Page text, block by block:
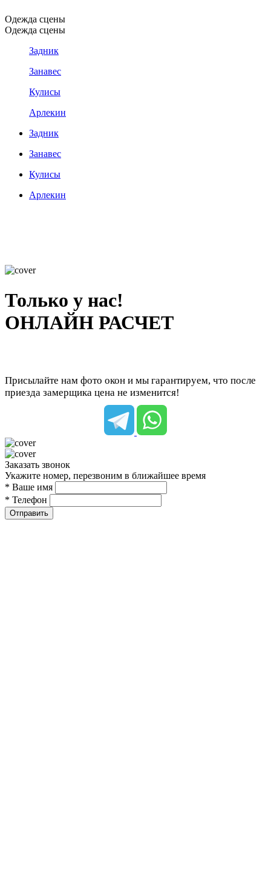
Одежда сцены
Одежда сцены
Задник
Занавес
Кулисы
Арлекин
Задник
Занавес
Кулисы
Арлекин
Только у нас!
ОНЛАЙН РАСЧЕТ
Присылайте нам фото окон и мы гарантируем, что после
приезда замерщика цена не изменится!
Заказать звонок
Укажите номер, перезвоним в ближайшее время
* Ваше имя
* Телефон
Отправить